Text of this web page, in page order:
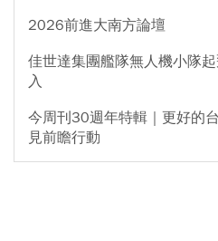
2026前進大南方論壇
佳世達集團艦隊無人機小隊
入
今周刊30週年特輯｜更好的
見前瞻行動